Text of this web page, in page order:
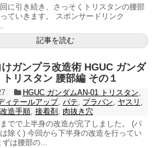
に引き続き、さっそくトリスタンの腰部
ていきます。 スポンサードリンク
記事を読む
ガンプラ改造術 HGUC ガンダ
トリスタン 腰部編 その１
HGUC ガンダムAN-01 トリスタン,
ィテールアップ, パテ, プラバン, ヤスリ ,
造手順, 接着剤 , 肉抜き穴
でで上半身の改造が完了しました。 (バ
除く) 今回から下半身の改造を行ってい
ずは腰部の...